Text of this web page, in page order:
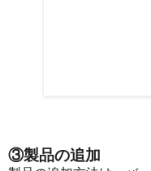
③製品の追加